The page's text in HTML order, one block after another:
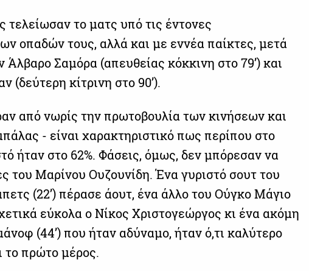
τελείωσαν το ματς υπό τις έντονες
οπαδών τους, αλλά και με εννέα παίκτες, μετά
Άλβαρο Σαμόρα (απευθείας κόκκινη στο 79’) και
(δεύτερη κίτρινη στο 90’).
από νωρίς την πρωτοβουλία των κινήσεων και
- είναι χαρακτηριστικό πως περίπου στο
ήταν στο 62%. Φάσεις, όμως, δεν μπόρεσαν να
του Μαρίνου Ουζουνίδη. Ένα γυριστό σουτ του
(22’) πέρασε άουτ, ένα άλλο του Ούγκο Μάγιο
εύκολα ο Νίκος Χριστογεώργος κι ένα ακόμη
(44’) που ήταν αδύναμο, ήταν ό,τι καλύτερο
το πρώτο μέρος.